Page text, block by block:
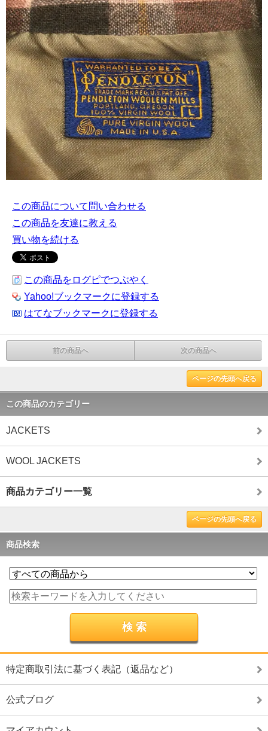
この商品について問い合わせる
この商品を友達に教える
買い物を続ける
この商品をログピでつぶやく
Yahoo!ブックマークに登録する
はてなブックマークに登録する
前の商品へ 次の商品へ
ページの先頭へ戻る
この商品のカテゴリー
JACKETS
WOOL JACKETS
商品カテゴリー一覧
ページの先頭へ戻る
商品検索
特定商取引法に基づく表記（返品など）
公式ブログ